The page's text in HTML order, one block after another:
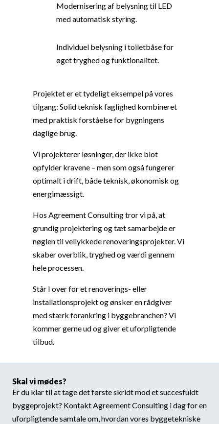
Modernisering af belysning til LED
med automatisk styring.
Individuel belysning i toiletbåse for
øget tryghed og funktionalitet.
Projektet er et tydeligt eksempel på vores
tilgang: Solid teknisk faglighed kombineret
med praktisk forståelse for bygningens
daglige brug.
Vi projekterer løsninger, der ikke blot
opfylder kravene – men som også fungerer
optimalt i drift, både teknisk, økonomisk og
energimæssigt.
Hos Agreement Consulting tror vi på, at
grundig projektering og tæt samarbejde er
nøglen til vellykkede renoveringsprojekter. Vi
skaber overblik, tryghed og værdi gennem
hele processen.
Står I over for et renoverings- eller
installationsprojekt og ønsker en rådgiver
med stærk forankring i byggebranchen? Vi
kommer gerne ud og giver et uforpligtende
tilbud.
Skal vi mødes?
Er du klar til at tage det første skridt mod et succesfuldt
byggeprojekt? Kontakt Agreement Consulting i dag for en
uforpligtende samtale om, hvordan vores byggetekniske